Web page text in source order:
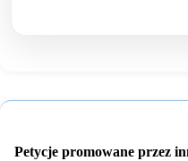
Petycje promowane przez